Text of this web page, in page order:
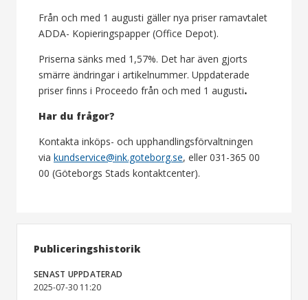
Från och med 1 augusti gäller nya priser ramavtalet
ADDA- Kopieringspapper (Office Depot).
Priserna sänks med 1,57%. Det har även gjorts
smärre ändringar i artikelnummer. Uppdaterade
priser finns i Proceedo från och med 1 augusti.
Har du frågor?
Kontakta inköps- och upphandlingsförvaltningen
via kundservice@ink.goteborg.se, eller 031-365 00
00 (Göteborgs Stads kontaktcenter).
Publiceringshistorik
SENAST UPPDATERAD
2025-07-30 11:20